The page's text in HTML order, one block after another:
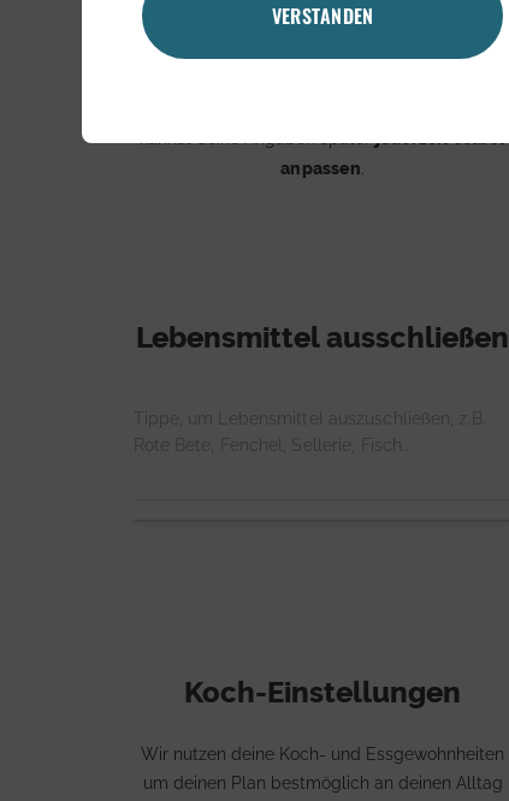
VERSTANDEN
Intoleranzen & Allergien
jederzeit selbst
anpassen
Lebensmittel ausschließen
Tippe, um Lebensmittel auszuschließen, z.B.
Rote Bete, Fenchel, Sellerie, Fisch...
Koch-Einstellungen
Wir nutzen deine Koch- und Essgewohnheiten
um deinen Plan bestmöglich an deinen Alltag